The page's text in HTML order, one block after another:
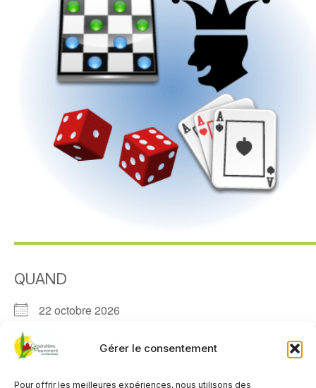
Gérer le consentement
Pour offrir les meilleures expériences, nous utilisons des
QUAND
22 octobre 2026